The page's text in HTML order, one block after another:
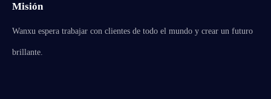
Misión
Wanxu espera trabajar con clientes de todo el mundo y crear un futuro
brillante.